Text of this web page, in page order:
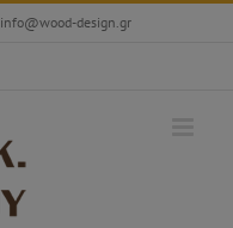
info@wood-design.gr